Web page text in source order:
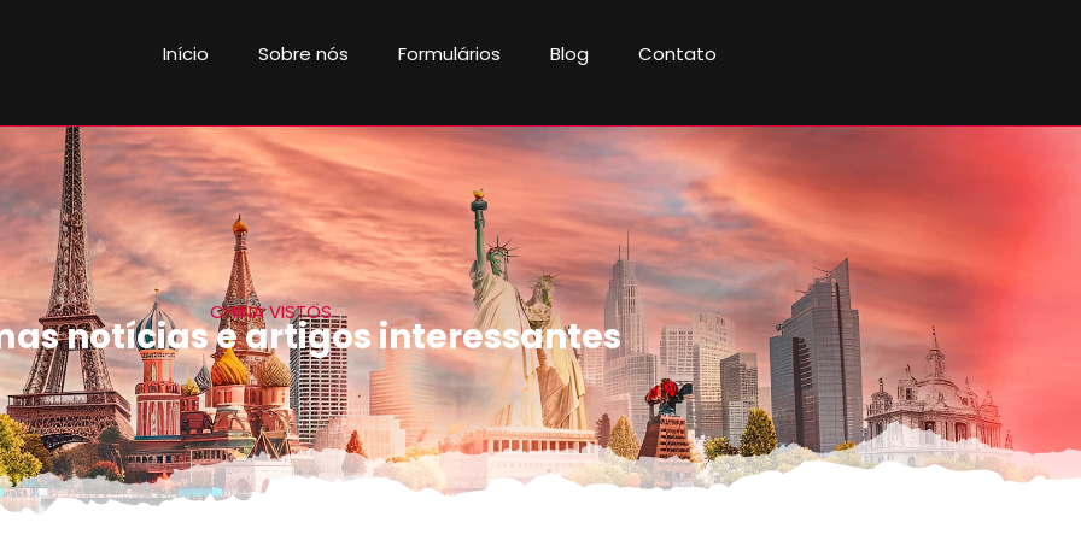
Início Sobre nós Formulários Blog Contato
CHINA VISTOS
notícias e artigos interessantes